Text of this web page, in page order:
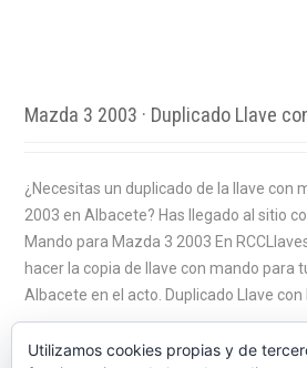
Mazda 3 2003 · Duplicado Llave
¿Necesitas un duplicado de la llave con
2003 en Albacete? Has llegado al sitio
Mando para Mazda 3 2003 En
hacer la copia de llave con mando para
Albacete en el acto. Duplicado Llave con
Utilizamos cookies propias y de